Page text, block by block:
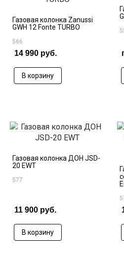
Газовая колонка Zanussi
GWH 12 Fonte TURBO
566
14 990 руб.
В корзину
Газовая колонка ДОН JSD-
20 EWT
577
11 900 руб.
В корзину